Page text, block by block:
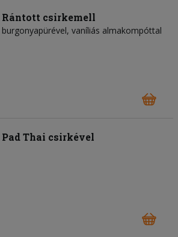
Rántott csirkemell
burgonyapürével, vaníliás almakompóttal
Pad Thai csirkével